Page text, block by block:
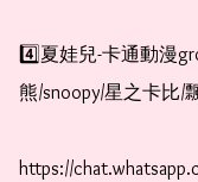
4️⃣夏娃兒-卡通動漫
熊/snoopy/星之卡比/
https://